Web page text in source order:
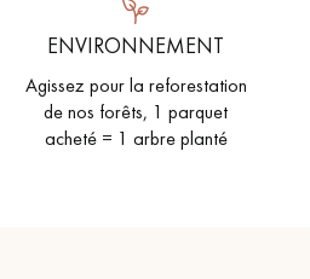
ENVIRONNEMENT
Agissez pour la reforestation
de nos forêts, 1 parquet
acheté = 1 arbre planté